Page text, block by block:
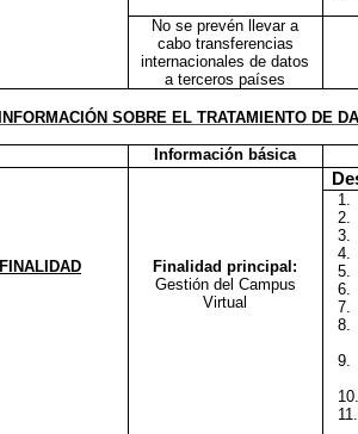
No se prevén llevar a
cabo transferencias
internacionales de datos
a terceros países
INFORMACIÓN SOBRE EL TRATAMIENTO DE
Información básica
FINALIDAD
Finalidad principal:
Gestión del Campus
Virtual
1.
2.
3.
4.
5.
6.
7.
8.
9.
10.
11.